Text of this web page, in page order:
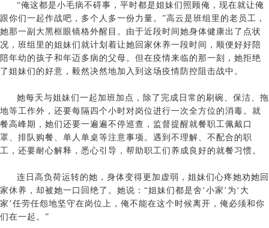
“俺这都是小毛病不碍事，平时都是姐妹们照顾俺，现在就让俺
跟你们一起作战吧，多个人多一份力量。”高云是班组里的老员工，
她那一副大黑框眼镜格外醒目。由于近段时间她身体健康出了点状
况，班组里的姐妹们就计划着让她回家休养一段时间，顺便好好陪
陪年幼的孩子和年迈多病的父母。但在疫情来临的那一刻，她拒绝
了姐妹们的好意，毅然决然地加入到这场疫情防控阻击战中。
她每天与姐妹们一起加班加点，除了完成日常的刷碗、保洁、拖
地等工作外，还要每隔四个小时对岗位进行一次全方位的消毒。就
餐高峰期，她们还要一遍遍不停巡查，监督提醒就餐职工佩戴口
罩、排队购餐、单人单桌等注意事项。遇到不理解、不配合的职
工，还要耐心解释，悉心引导，帮助职工们养成良好的就餐习惯。
连日高负荷运转的她，身体变得更加虚弱，姐妹们心疼她劝她回
家休养，却被她一口回绝了。她说：“姐妹们都是舍‘小家’为‘大
家’任劳任怨地坚守在岗位上，俺不能在这个时候离开，俺必须和你
们在一起。”